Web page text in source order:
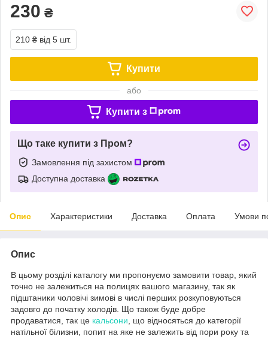
230 ₴
210 ₴ від 5 шт.
Купити
або
Купити з
Що таке купити з Пром?
Замовлення під захистом
Доступна доставка
Опис Характеристики Доставка Оплата Умови
Опис
В цьому розділі каталогу ми пропонуємо замовити товар, який
точно не залежиться на полицях вашого магазину, так як
підштаники чоловічі зимові в числі перших розкуповуються
задовго до початку холодів. Що також буде добре
продаватися, так це кальсони , що відносяться до категорії
натільної білизни, попит на яке не залежить від пори року та